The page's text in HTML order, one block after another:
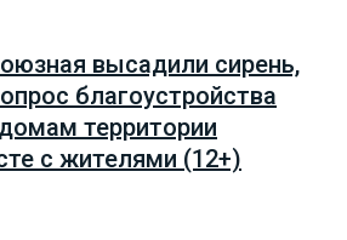
высадили сирень,
благоустройства
территории
с жителями (12+)